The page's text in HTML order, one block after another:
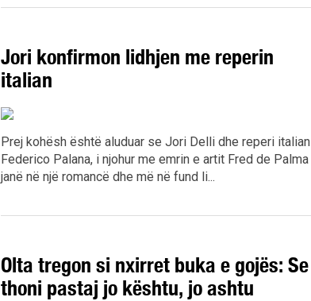
Jori konfirmon lidhjen me reperin
italian
Prej kohësh është aluduar se Jori Delli dhe reperi italian
Federico Palana, i njohur me emrin e artit Fred de Palma
janë në një romancë dhe më në fund li...
Olta tregon si nxirret buka e gojës: Se
thoni pastaj jo kështu, jo ashtu